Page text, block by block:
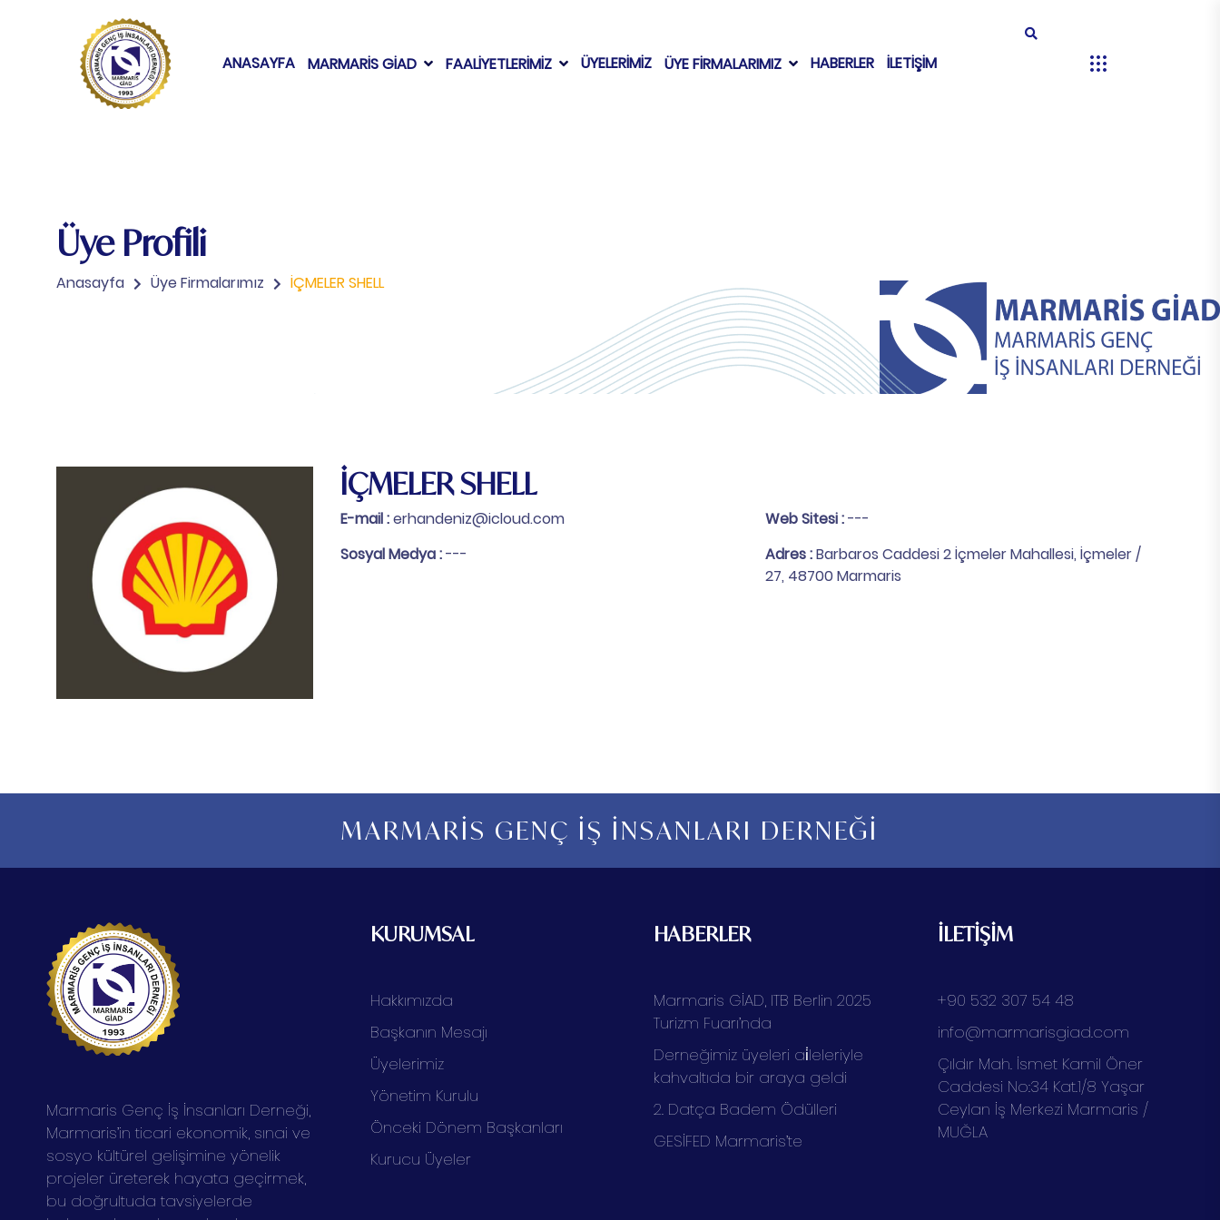
ANASAYFA MARMARİS GİAD FAALİYETLERİMİZ ÜYELERİMİZ ÜYE FİRMALARIMIZ HABERLER İLETİŞİM
Üye Profili
Anasayfa Üye Firmalarımız İÇMELER SHELL
İÇMELER SHELL
E-mail :erhandeniz@icloud.com Web Sitesi :---
Sosyal Medya :--- Adres :Barbaros Caddesi 2 İçmeler Mahallesi, İçmeler /
27, 48700 Marmaris
MARMARİS GENÇ İŞ İNSANLARI DERNEĞİ
Marmaris Genç İş İnsanları Derneği,
Marmaris’in ticari ekonomik, sınai ve
sosyo kültürel gelişimine yönelik
projeler üreterek hayata geçirmek,
bu doğrultuda tavsiyelerde
KURUMSAL
Hakkımızda
Başkanın Mesajı
Üyelerimiz
Yönetim Kurulu
Önceki Dönem Başkanları
Kurucu Üyeler
HABERLER
Marmaris GİAD, ITB Berlin 2025
Turizm Fuarı’nda
Derneğimiz üyeleri ai̇leleriyle
kahvaltıda bir araya geldi
2. Datça Badem Ödülleri
GESİFED Marmaris’te
İLETİŞİM
+90 532 307 54 48
info@marmarisgiad.com
Çıldır Mah. İsmet Kamil Öner
Caddesi No:34 Kat.1/8 Yaşar
Ceylan İş Merkezi Marmaris /
MUĞLA